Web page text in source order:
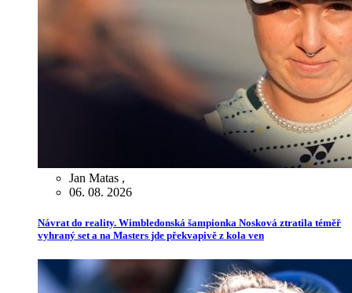
Jan Matas ,
06. 08. 2026
Návrat do reality. Wimbledonská šampionka Nosková ztratila téměř
vyhraný set a na Masters jde překvapivě z kola ven